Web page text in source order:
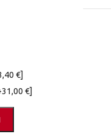
€]
€]